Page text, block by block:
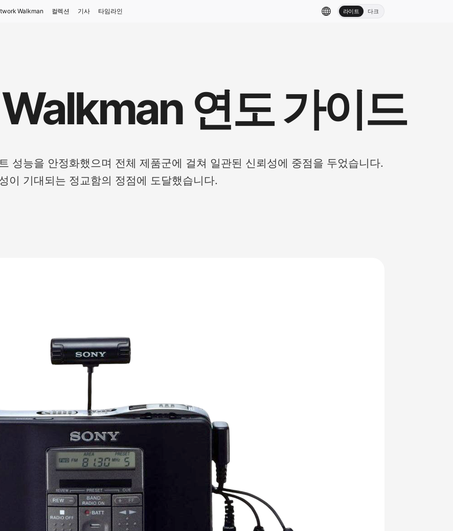
Walkman 컬렉션 기사 타임라인 라이트 다크
연도 가이드
성능을 안정화했으며 전체 제품군에 걸쳐 일관된 신뢰성에 중점을 두었습니다.
이 기대되는 정교함의 정점에 도달했습니다.